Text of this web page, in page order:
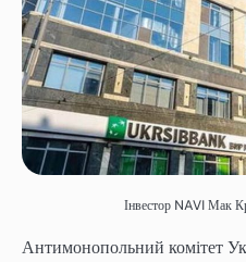
Інвестор NAVI Мак
Антимонопольний комітет